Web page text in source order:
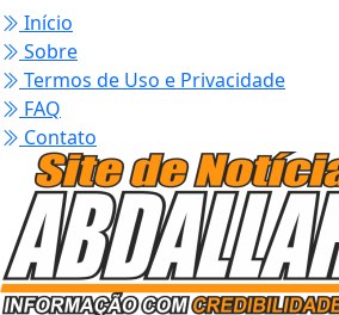
Início
Sobre
Termos de Uso e Privacidade
FAQ
Contato